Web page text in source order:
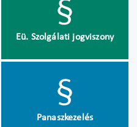
Eü. Szolgálati jogviszony
Panaszkezelés